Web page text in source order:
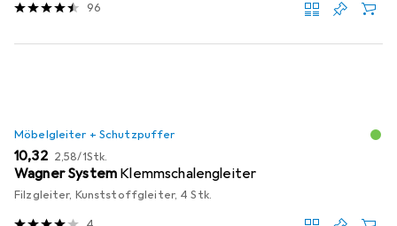
96
Möbelgleiter + Schutzpuffer
EUR
10,32 EUR
2,58/1Stk.
Wagner System Klemmschalengleiter
Filzgleiter, Kunststoffgleiter, 4 Stk.